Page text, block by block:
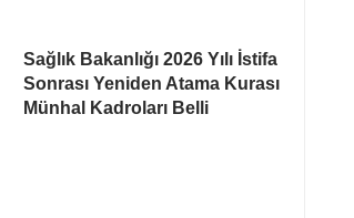
Sağlık Bakanlığı 2026 Yılı İstifa
Sonrası Yeniden Atama Kurası
Münhal Kadroları Belli